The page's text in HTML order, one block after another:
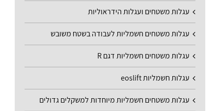
עגלות משטחים ועגלות הידראוליות
עגלות משטחים חשמליות לעבודה בשטח משובש
עגלות משטחים חשמליות דגם R
עגלות חשמליות eoslift
עגלות משטחים חשמליות מיוחדות למשקלים גדולים